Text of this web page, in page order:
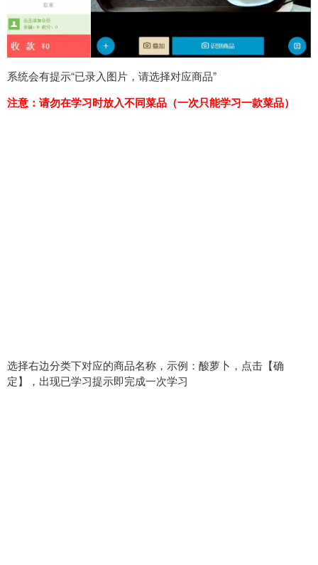
系统会有提示“已录入图片，请选择对应商品”
注意：请勿在学习时放入不同菜品（一次只能学习一款菜品）
选择右边分类下对应的商品名称，示例：酸萝卜，点击【确
定】，出现已学习提示即完成一次学习